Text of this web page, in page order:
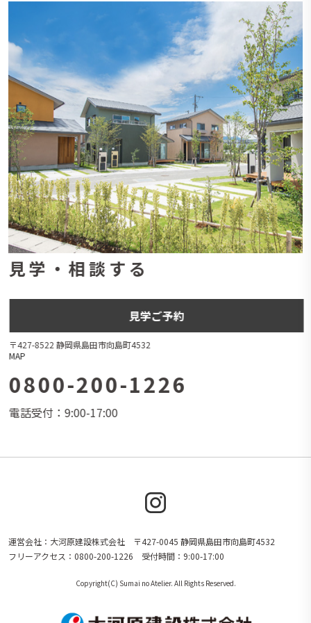
見学・相談する
見学ご予約
〒427-8522 静岡県島田市向島町4532
MAP
0800-200-1226
電話受付：9:00-17:00
運営会社：大河原建設株式会社 〒427-0045 静岡県島田市向島町4532
フリーアクセス：0800-200-1226 受付時間：9:00-17:00
Copyright(C) Sumai no Atelier. All Rights Reserved.